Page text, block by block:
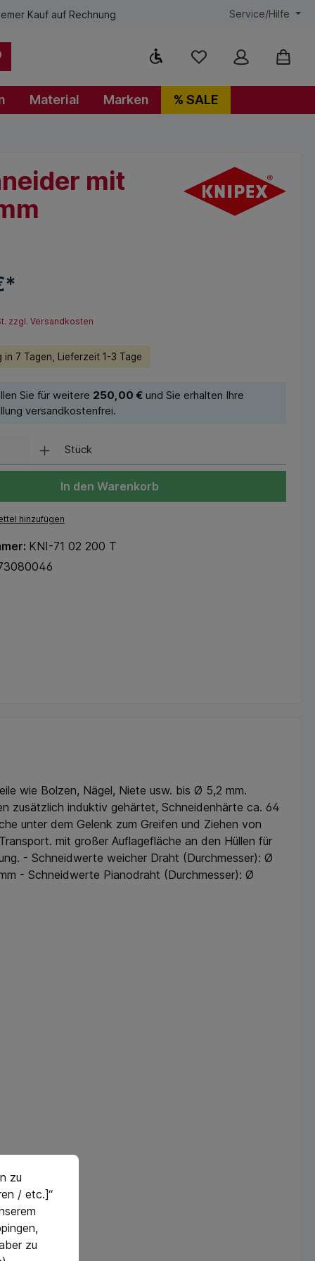
Kauf auf Rechnung Service/Hilfe
Werkzeugleiste anzeigen
Material Marken % SALE
mit
zzgl. Versandkosten
in 7 Tagen, Lieferzeit 1-3 Tage
Sie für weitere 250,00 €und Sie erhalten Ihre
versandkostenfrei.
Stück
In den Warenkorb
hinzufügen
KNI-71 02 200 T
wie Bolzen, Nägel, Niete usw. bis Ø 5,2 mm.
zusätzlich induktiv gehärtet, Schneidenhärte ca. 64
unter dem Gelenk zum Greifen und Ziehen von
mit großer Auflagefläche an den Hüllen für
- Schneidwerte weicher Draht (Durchmesser): Ø
- Schneidwerte Pianodraht (Durchmesser): Ø
zu
/ etc.]“
zu